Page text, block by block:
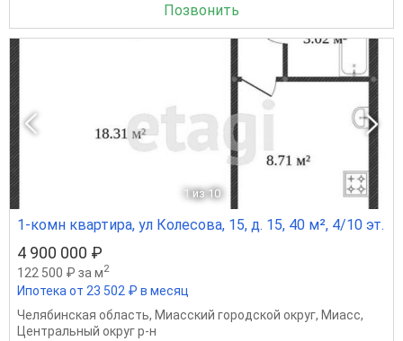
Позвонить
1 из 10
1-комн квартира, ул Колесова, 15, д. 15, 40 м², 4/10 эт.
4 900 000 ₽
122 500 ₽ за м2
Ипотека от 23 502 ₽ в месяц
Челябинская область, Миасский городской округ, Миасс,
Центральный округ р-н